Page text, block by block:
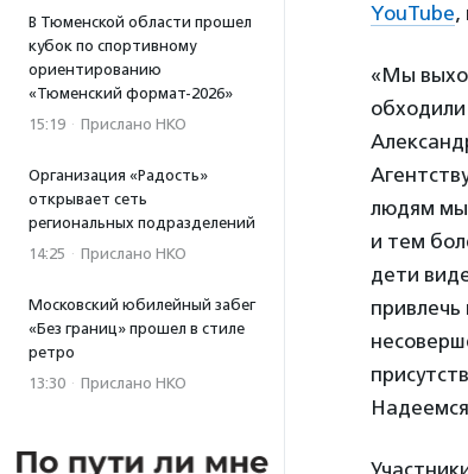
В Тюменской области прошел
кубок по спортивному
ориентированию
«Тюменский формат-2026»
15:19 · Прислано НКО
Организация «Радость»
открывает сеть
региональных подразделений
14:25 · Прислано НКО
Московский юбилейный забег
«Без границ» прошел в стиле
ретро
13:30 · Прислано НКО
YouTube,
«Мы
людям мы
и тем
дети